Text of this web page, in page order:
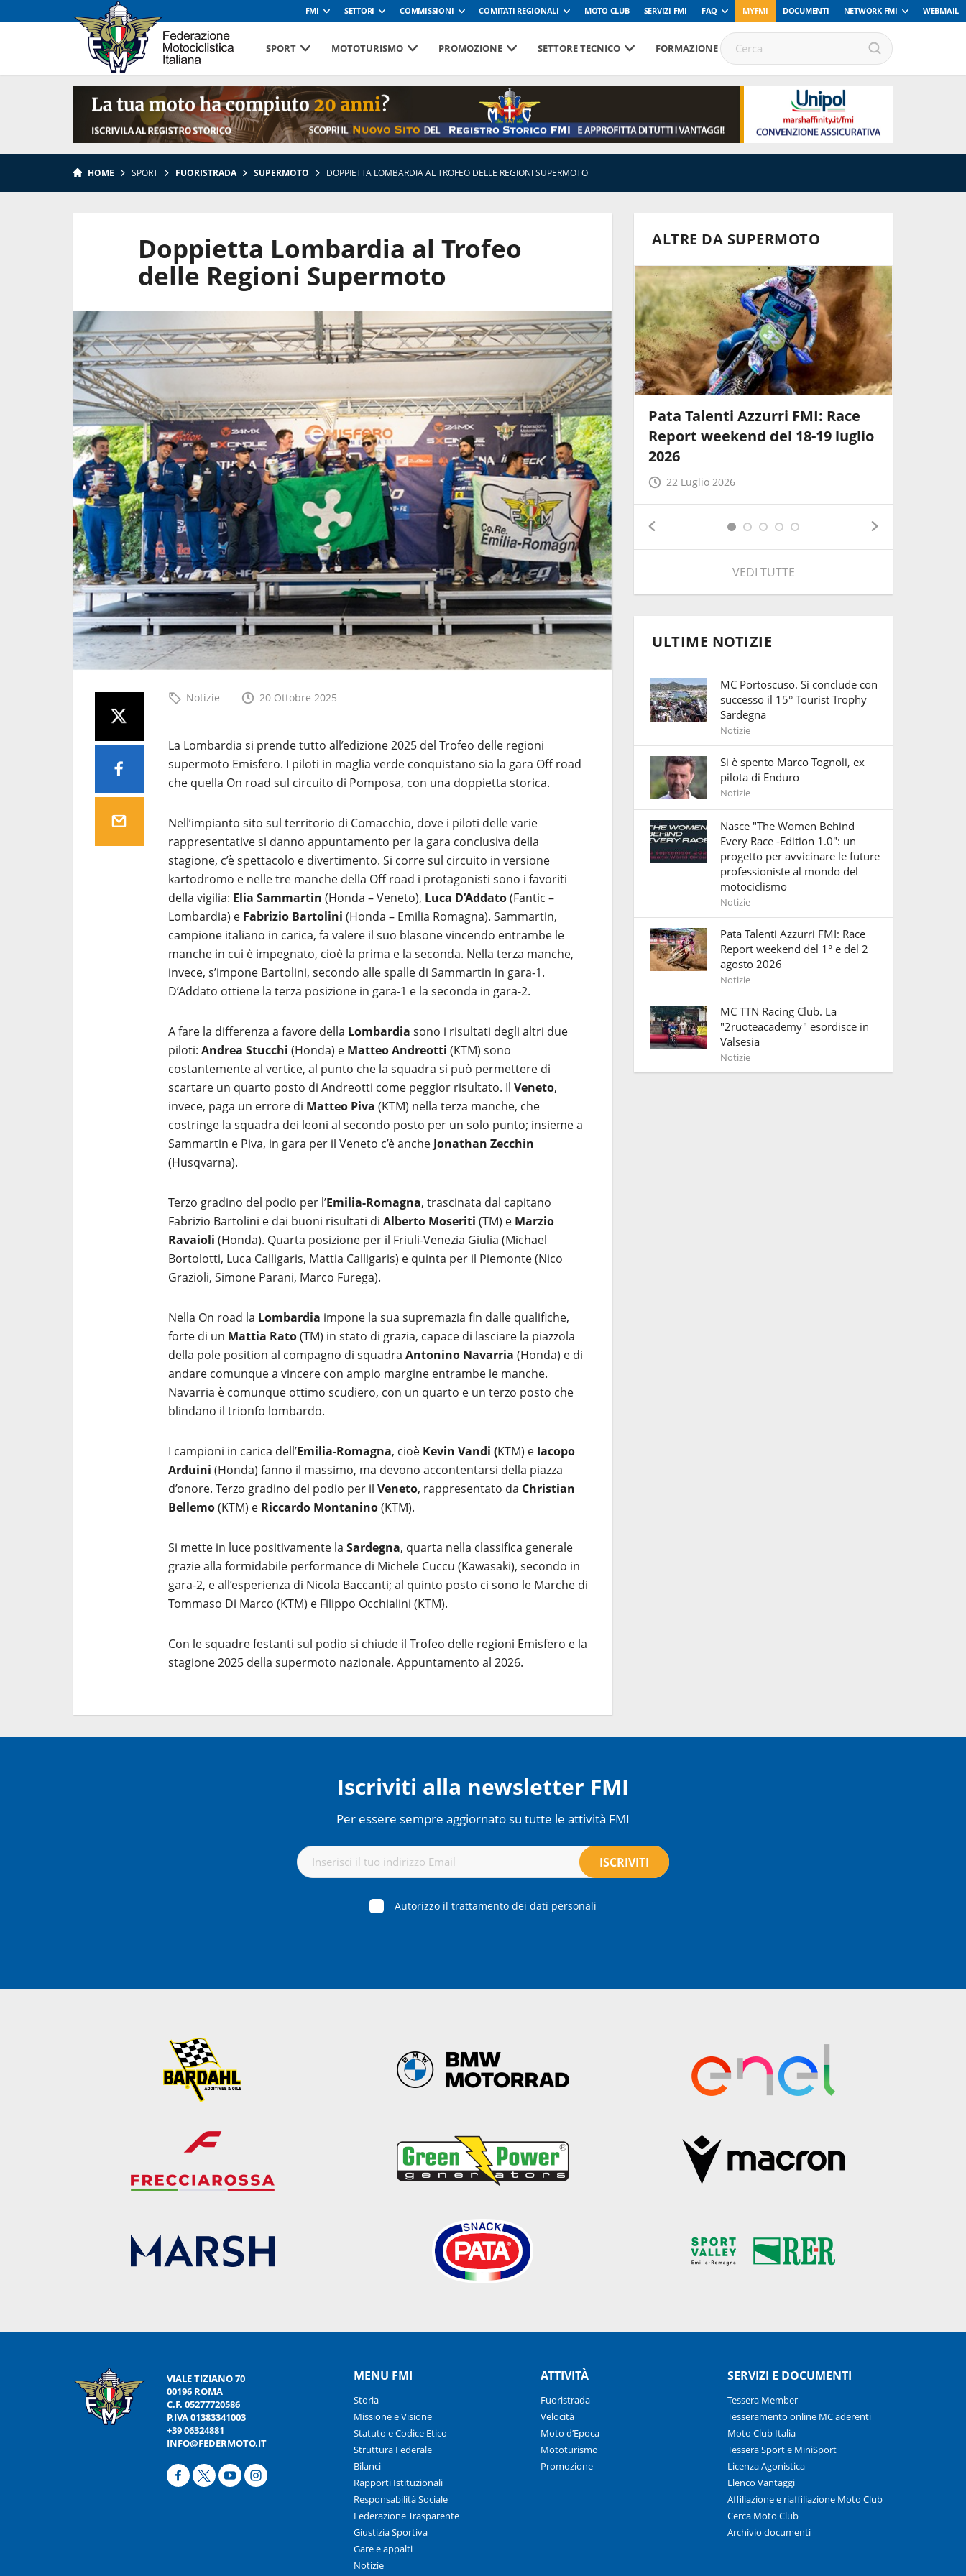
FMI SETTORI COMMISSIONI COMITATI REGIONALI MOTO CLUB SERVIZI FMI FAQ MYFMI DOCUMENTI NETWORK FMI WEBMAIL
SPORT MOTOTURISMO PROMOZIONE SETTORE TECNICO FORMAZIONE
HOME SPORT FUORISTRADA SUPERMOTO DOPPIETTA LOMBARDIA AL TROFEO DELLE REGIONI SUPERMOTO
Doppietta Lombardia al Trofeo
delle Regioni Supermoto
Notizie 20 Ottobre 2025
La Lombardia si prende tutto all’edizione 2025 del Trofeo delle regioni
supermoto Emisfero. I piloti in maglia verde conquistano sia la gara Off road
che quella On road sul circuito di Pomposa, con una doppietta storica.
Nell’impianto sito sul territorio di Comacchio, dove i piloti delle varie
rappresentative si danno appuntamento per la gara conclusiva della
stagione, c’è spettacolo e divertimento. Si corre sul circuito in versione
kartodromo e nelle tre manche della Off road i protagonisti sono i favoriti
della vigilia: Elia Sammartin (Honda – Veneto), Luca D’Addato(Fantic –
Lombardia) e Fabrizio Bartolini (Honda – Emilia Romagna). Sammartin,
campione italiano in carica, fa valere il suo blasone vincendo entrambe le
manche in cui è impegnato, cioè la prima e la seconda. Nella terza manche,
invece, s’impone Bartolini, secondo alle spalle di Sammartin in gara-1.
D’Addato ottiene la terza posizione in gara-1 e la seconda in gara-2.
A fare la differenza a favore della Lombardia sono i risultati degli altri due
piloti: Andrea Stucchi (Honda) e Matteo Andreotti (KTM) sono
costantemente al vertice, al punto che la squadra si può permettere di
scartare un quarto posto di Andreotti come peggior risultato. Il Veneto,
invece, paga un errore di Matteo Piva (KTM) nella terza manche, che
costringe la squadra dei leoni al secondo posto per un solo punto; insieme a
Sammartin e Piva, in gara per il Veneto c’è anche Jonathan Zecchin
(Husqvarna).
Terzo gradino del podio per l’Emilia-Romagna, trascinata dal capitano
Fabrizio Bartolini e dai buoni risultati di Alberto Moseriti (TM) e Marzio
Ravaioli (Honda). Quarta posizione per il Friuli-Venezia Giulia (Michael
Bortolotti, Luca Calligaris, Mattia Calligaris) e quinta per il Piemonte (Nico
Grazioli, Simone Parani, Marco Furega).
Nella On road la Lombardia impone la sua supremazia fin dalle qualifiche,
forte di un Mattia Rato(TM) in stato di grazia, capace di lasciare la piazzola
della pole position al compagno di squadra Antonino Navarria (Honda) e di
andare comunque a vincere con ampio margine entrambe le manche.
Navarria è comunque ottimo scudiero, con un quarto e un terzo posto che
blindano il trionfo lombardo.
I campioni in carica dell’Emilia-Romagna, cioè Kevin Vandi (KTM) e Iacopo
Arduini (Honda) fanno il massimo, ma devono accontentarsi della piazza
d’onore. Terzo gradino del podio per il Veneto, rappresentato da Christian
Bellemo(KTM) e Riccardo Montanino(KTM).
Si mette in luce positivamente la Sardegna, quarta nella classifica generale
grazie alla formidabile performance di Michele Cuccu (Kawasaki), secondo in
gara-2, e all’esperienza di Nicola Baccanti; al quinto posto ci sono le Marche di
Tommaso Di Marco (KTM) e Filippo Occhialini (KTM).
Con le squadre festanti sul podio si chiude il Trofeo delle regioni Emisfero e la
stagione 2025 della supermoto nazionale. Appuntamento al 2026.
ALTRE DA SUPERMOTO
ad
prova
Pata Talenti Azzurri FMI: Race
Report weekend dell'11-12 luglio
2026
13 Luglio 2026
Supermoto delle Nazioni in
Germania. I nomi della Maglia
Azzurra
9 Luglio 2026
Pata Talenti Azzurri FMI: Race
Report weekend del 18-19 luglio
2026
22 Luglio 2026
VEDI TUTTE
ULTIME NOTIZIE
MC Portoscuso. Si conclude con
successo il 15° Tourist Trophy
Sardegna
Notizie
Si è spento Marco Tognoli, ex
pilota di Enduro
Notizie
Nasce "The Women Behind
Every Race -Edition 1.0": un
progetto per avvicinare le future
professioniste al mondo del
motociclismo
Notizie
Pata Talenti Azzurri FMI: Race
Report weekend del 1° e del 2
agosto 2026
Notizie
MC TTN Racing Club. La
"2ruoteacademy" esordisce in
Valsesia
Notizie
Iscriviti alla newsletter FMI
Per essere sempre aggiornato su tutte le attività FMI
Autorizzo il trattamento dei dati personali
VIALE TIZIANO 70
00196 ROMA
C.F. 05277720586
P.IVA 01383341003
+39 06324881
INFO@FEDERMOTO.IT
MENU FMI
Storia
Missione e Visione
Statuto e Codice Etico
Struttura Federale
Bilanci
Rapporti Istituzionali
Responsabilità Sociale
Federazione Trasparente
Giustizia Sportiva
Gare e appalti
Notizie
ATTIVITÀ
Fuoristrada
Velocità
Moto d’Epoca
Mototurismo
Promozione
SERVIZI E DOCUMENTI
Tessera Member
Tesseramento online MC aderenti
Moto Club Italia
Tessera Sport e MiniSport
Licenza Agonistica
Elenco Vantaggi
Affiliazione e riaffiliazione Moto Club
Cerca Moto Club
Archivio documenti